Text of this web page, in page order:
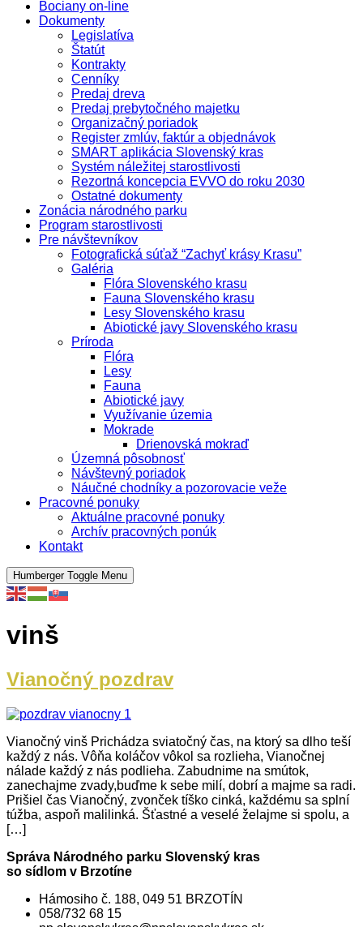
Bociany on-line
Dokumenty
Legislatíva
Štatút
Kontrakty
Cenníky
Predaj dreva
Predaj prebytočného majetku
Organizačný poriadok
Register zmlúv, faktúr a objednávok
SMART aplikácia Slovenský kras
Systém náležitej starostlivosti
Rezortná koncepcia EVVO do roku 2030
Ostatné dokumenty
Zonácia národného parku
Program starostlivosti
Pre návštevníkov
Fotografická súťaž “Zachyť krásy Krasu”
Galéria
Flóra Slovenského krasu
Fauna Slovenského krasu
Lesy Slovenského krasu
Abiotické javy Slovenského krasu
Príroda
Flóra
Lesy
Fauna
Abiotické javy
Využívanie územia
Mokrade
Drienovská mokraď
Územná pôsobnosť
Návštevný poriadok
Náučné chodníky a pozorovacie veže
Pracovné ponuky
Aktuálne pracovné ponuky
Archív pracovných ponúk
Kontakt
Humberger Toggle Menu
vinš
Vianočný pozdrav
Vianočný vinš Prichádza sviatočný čas, na ktorý sa dlho teší
každý z nás. Vôňa koláčov vôkol sa rozlieha, Vianočnej
nálade každý z nás podlieha. Zabudnime na smútok,
zanechajme zvady,buďme k sebe milí, dobrí a majme sa radi.
Prišiel čas Vianočný, zvonček tíško cinká, každému sa splní
túžba, aspoň malilinká. Šťastné a veselé želajme si spolu, a
[…]
Správa Národného parku Slovenský kras
so sídlom v Brzotíne
Hámosiho č. 188, 049 51 BRZOTÍN
058/732 68 15